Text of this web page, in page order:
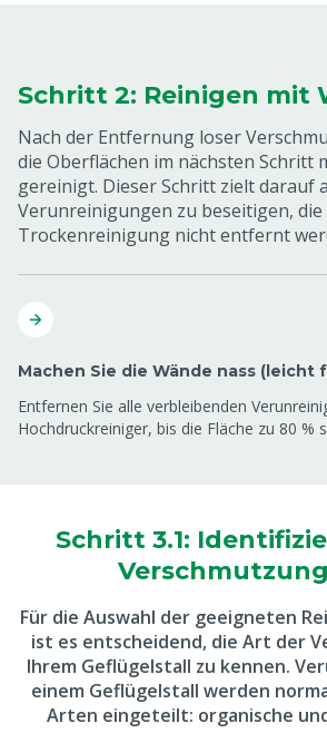
Schritt 2: Reinigen mit
Nach der Entfernung loser
die Oberflächen im nächsten Schritt
gereinigt. Dieser Schritt zielt darauf
Verunreinigungen zu beseitigen,
Trockenreinigung nicht entfernt
Machen Sie die Wände nass (leicht
Entfernen Sie alle verbleibenden
Hochdruckreiniger, bis die Fläche zu 80 %
Schritt 3.1:
Für die Auswahl der geeigneten
ist es entscheidend, die Art der
Ihrem Geflügelstall zu kennen.
einem Geflügelstall werden
Arten eingeteilt: organische